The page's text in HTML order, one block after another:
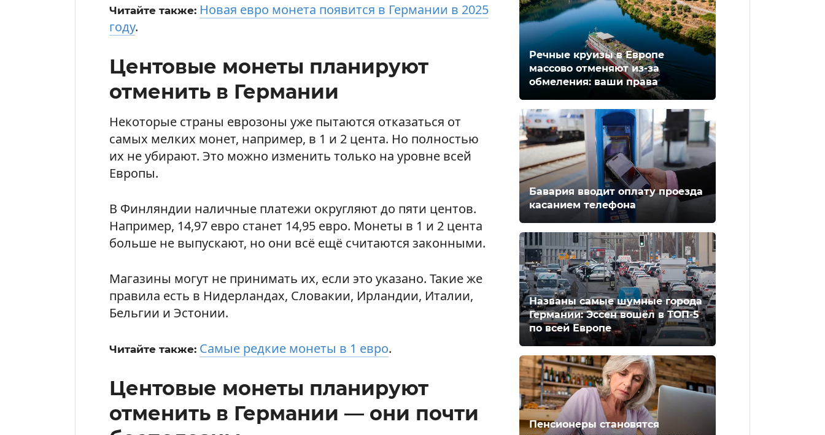
Читайте также: Новая евро монета появится в Германии в 2025
году.
Центовые монеты планируют
отменить в Германии
Некоторые страны еврозоны уже пытаются отказаться от
самых мелких монет, например, в 1 и 2 цента. Но полностью
их не убирают. Это можно изменить только на уровне всей
Европы.
В Финляндии наличные платежи округляют до пяти центов.
Например, 14,97 евро станет 14,95 евро. Монеты в 1 и 2 цента
больше не выпускают, но они всё ещё считаются законными.
Магазины могут не принимать их, если это указано. Такие же
правила есть в Нидерландах, Словакии, Ирландии, Италии,
Бельгии и Эстонии.
Читайте также: Самые редкие монеты в 1 евро.
Центовые монеты планируют
отменить в Германии — они почти
Речные круизы в Европе
массово отменяют из-за
обмеления: ваши права
Бавария вводит оплату проезда
касанием телефона
Названы самые шумные города
Германии: Эссен вошёл в ТОП-5
по всей Европе
Пенсионеры становятся